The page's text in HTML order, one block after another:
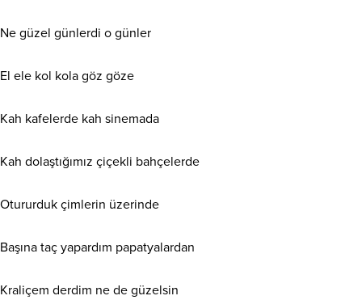
Ne güzel günlerdi o günler
El ele kol kola göz göze
Kah kafelerde kah sinemada
Kah dolaştığımız çiçekli bahçelerde
Otururduk çimlerin üzerinde
Başına taç yapardım papatyalardan
Kraliçem derdim ne de güzelsin